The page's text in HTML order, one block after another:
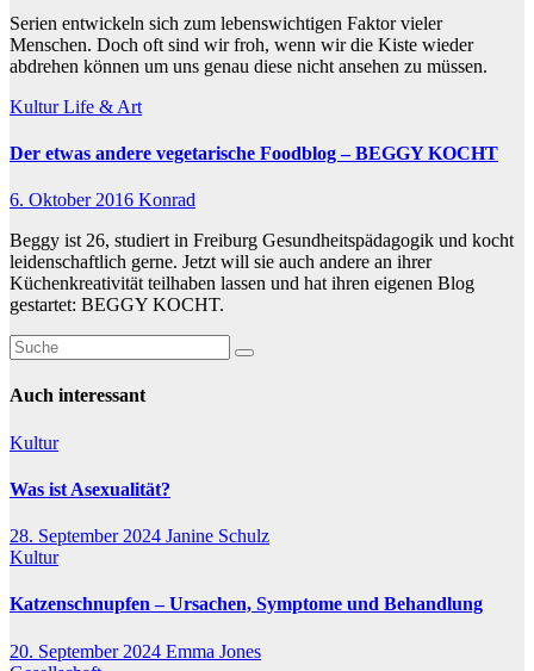
Serien entwickeln sich zum lebenswichtigen Faktor vieler
Menschen. Doch oft sind wir froh, wenn wir die Kiste wieder
abdrehen können um uns genau diese nicht ansehen zu müssen.
KulturLife & Art
Der etwas andere vegetarische Foodblog – BEGGY KOCHT
6. Oktober 2016 Konrad
Beggy ist 26, studiert in Freiburg Gesundheitspädagogik und kocht
leidenschaftlich gerne. Jetzt will sie auch andere an ihrer
Küchenkreativität teilhaben lassen und hat ihren eigenen Blog
gestartet: BEGGY KOCHT.
Auch interessant
Kultur
Was ist Asexualität?
28. September 2024 Janine Schulz
Kultur
Katzenschnupfen – Ursachen, Symptome und Behandlung
20. September 2024 Emma Jones